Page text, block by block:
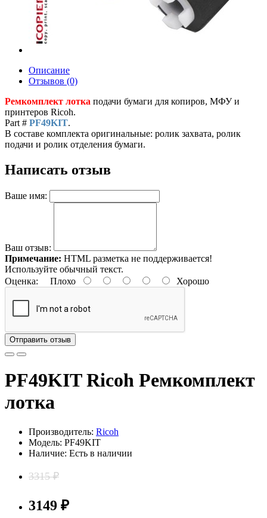
Описание
Отзывов (0)
Ремкомплект лотка подачи бумаги для копиров, МФУ и
принтеров Ricoh.
Part # PF49KIT.
В составе комплекта оригинальные: ролик захвата, ролик
подачи и ролик отделения бумаги.
Написать отзыв
Ваше имя:
Ваш отзыв:
Примечание: HTML разметка не поддерживается!
Используйте обычный текст.
Оценка: Плохо Хорошо
Отправить отзыв
PF49KIT Ricoh Ремкомплект
лотка
Производитель: Ricoh
Модель: PF49KIT
Наличие: Есть в наличии
3315 ₽
3149 ₽